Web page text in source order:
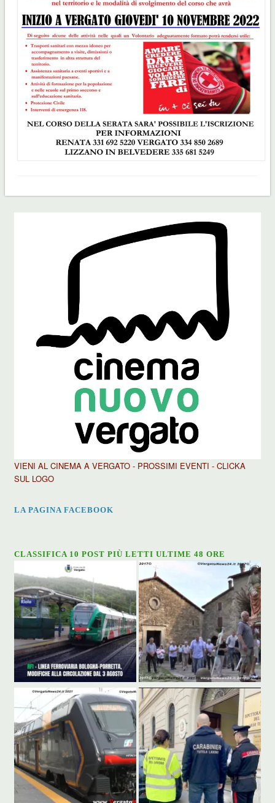
VIENI AL CINEMA A VERGATO - PROSSIMI EVENTI - CLICKA
SUL LOGO
LA PAGINA FACEBOOK
CLASSIFICA 10 POST PIÙ LETTI ULTIME 48 ORE